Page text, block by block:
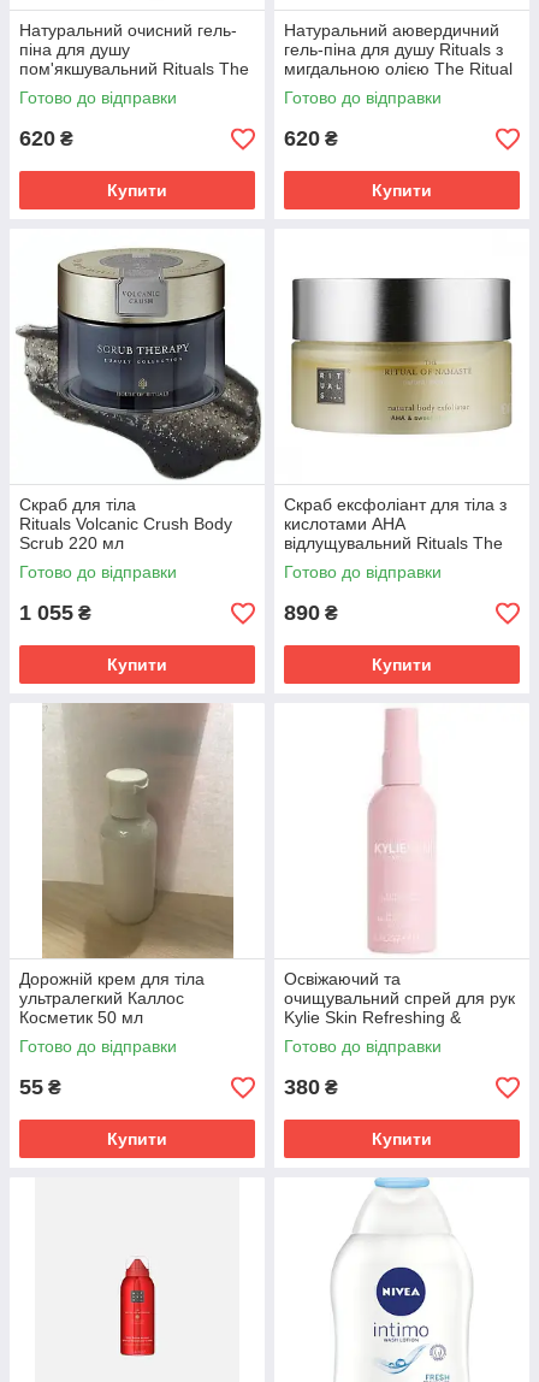
Підходять для
користування.
Європейська
якість за
вигідними
цінами.
Підібрати засіб для тіла
Ми є прямим
імпортером
товарів з
Угорщини, тому
у нас ви 100%
не
переплатите.
Продаємо
засоби по
догляду за
ТМ виключно
оригінальної
якості.
При
необхідності
індивідуальним
замовленням
будь-який
товар з Європи.
продукцію
конкурентними
цінами,
пропонуємо
вигідні знижки
від обсягу.
кращий варіант.
Ми дорожимо
репутацією,
погоджені з
клієнтом
строки.
Наповнити кошик
Порядок оформлення замовлення
Заявку можна залишити через форму на
сайті, або подзвонивши нам.
Дзвінок менеджера для уточнення деталей
Натуральний очисний гель-
піна для душу
пом'якшувальний Rituals The
Ritual of Homme 200 мл,
Ритуалс
Готово до відправки
620 ₴
Купити
Натуральний аювердичний
гель-піна для душу Rituals з
мигдальною олією The Ritual
Of Ayurveda 200 мл Ритуалс
Готово до відправки
620 ₴
Купити
Скраб для тіла
Rituals Volcanic Crush Body
Scrub 220 мл
Готово до відправки
1 055 ₴
Купити
Скраб ексфоліант для тіла з
кислотами АНА
відлущувальний Rituals The
Ritual Of Namaste Natural 220
г Ритуал
Готово до відправки
890 ₴
Купити
Дорожній крем для тіла
ультралегкий Каллос
Косметик 50 мл
Готово до відправки
55 ₴
Купити
Освіжаючий та
очищувальний спрей для рук
Kylie Skin Refreshing &
Cleansing Hand Mist 60 мл
Готово до відправки
380 ₴
Купити